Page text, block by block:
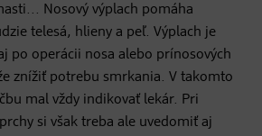
Nosový výplach pomáha
telesá, hlieny a peľ. Výplach je
po operácii nosa alebo prínosových
znížiť potrebu smrkania. V takomto
mal vždy indikovať lekár. Pri
si však treba ale uvedomiť aj